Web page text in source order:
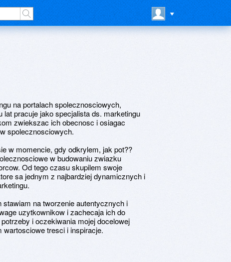
na portalach spolecznosciowych,
pracuje jako specjalista ds. marketingu
zwiekszac ich obecnosc i osiagac
spolecznosciowych.
w momencie, gdy odkrylem, jak pot??
w budowaniu zwiazku
Od tego czasu skupilem swoje
sa jednym z najbardziej dynamicznych i
na tworzenie autentycznych i
uzytkownikow i zachecaja ich do
i oczekiwania mojej docelowej
tresci i inspiracje.